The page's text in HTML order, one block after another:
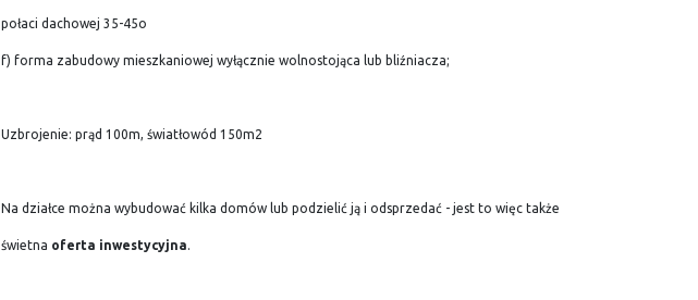
połaci dachowej 35-45o
f) forma zabudowy mieszkaniowej wyłącznie wolnostojąca lub bliźniacza;
Uzbrojenie: prąd 100m, światłowód 150m2
Na działce można wybudować kilka domów lub podzielić ją i odsprzedać - jest to więc także
świetna oferta inwestycyjna.